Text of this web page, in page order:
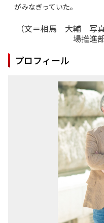
がみなぎっていた。
（文＝相馬 大輔 写
場推進
プロフィール